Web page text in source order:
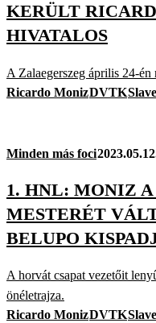
KERÜLT
HIVATALOS
A Zalaegerszeg április 24-én
Ricardo MonizDVTK
Minden más foci
1. HNL: MONIZ
MESTERÉT
BELUPO
A horvát csapat vezetőit
önéletrajza.
Ricardo MonizDVTK